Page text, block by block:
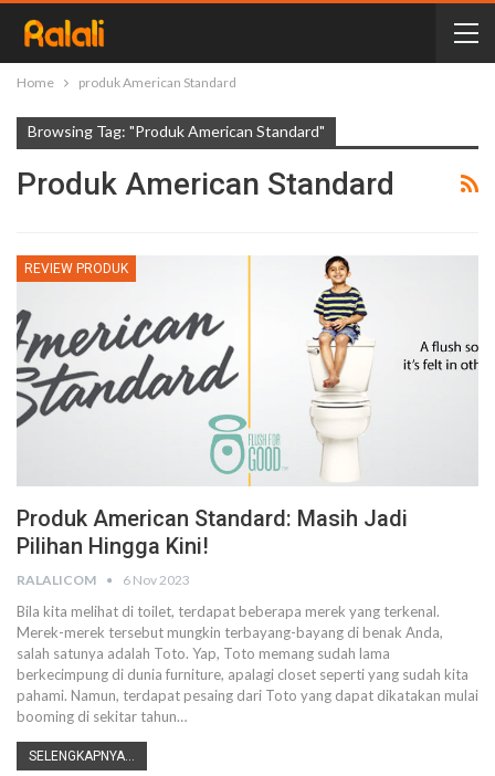
Home produk American Standard
Browsing Tag: "produk American Standard"
Produk American Standard
REVIEW PRODUK
Produk American Standard: Masih Jadi
Pilihan Hingga Kini!
RALALICOM 6 Nov 2023
Bila kita melihat di toilet, terdapat beberapa merek yang terkenal.
Merek-merek tersebut mungkin terbayang-bayang di benak Anda,
salah satunya adalah Toto. Yap, Toto memang sudah lama
berkecimpung di dunia furniture, apalagi closet seperti yang sudah kita
pahami. Namun, terdapat pesaing dari Toto yang dapat dikatakan mulai
booming di sekitar tahun…
SELENGKAPNYA...